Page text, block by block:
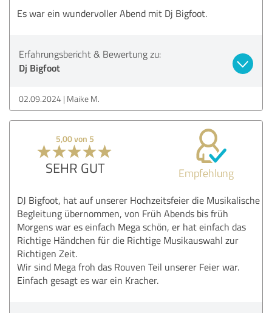
Es war ein wundervoller Abend mit Dj Bigfoot.
Erfahrungsbericht & Bewertung zu:
Dj Bigfoot
02.09.2024 Maike M.
5,00 von 5
SEHR GUT Empfehlung
DJ Bigfoot, hat auf unserer Hochzeitsfeier die Musikalische
Begleitung übernommen, von Früh Abends bis früh
Morgens war es einfach Mega schön, er hat einfach das
Richtige Händchen für die Richtige Musikauswahl zur
Richtigen Zeit.
Wir sind Mega froh das Rouven Teil unserer Feier war.
Einfach gesagt es war ein Kracher.